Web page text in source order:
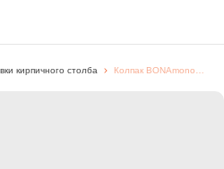
кирпичного столба